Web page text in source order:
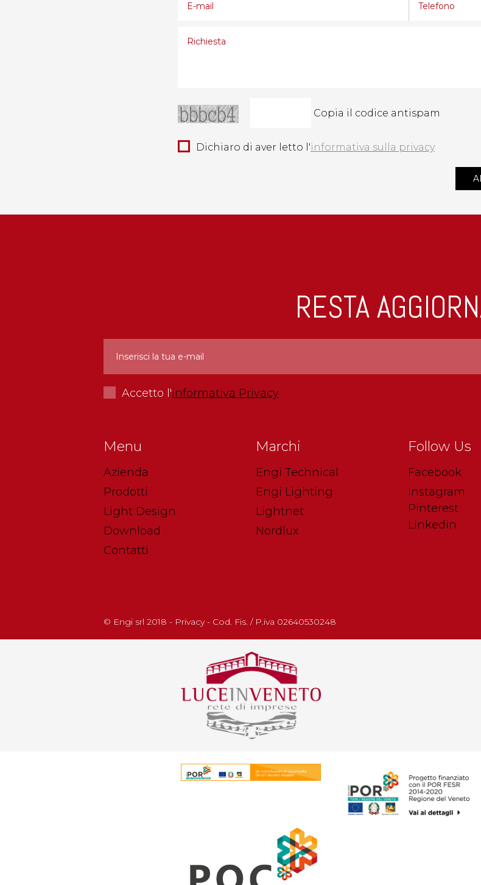
Copia il codice antispam
Dichiaro di aver letto l'informativa sulla privacy
RESTA
Accetto l'informativa Privacy
Menu
Azienda
Prodotti
Light Design
Download
Contatti
Marchi
Engi Technical
Engi Lighting
Lightnet
Nordlux
Follow Us
Facebook
Instagram
Pinterest
Linkedin
© Engi srl 2018 - Privacy - Cod. Fis. / P.iva 02640530248